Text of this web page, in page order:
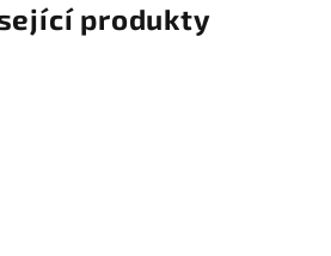
produkty